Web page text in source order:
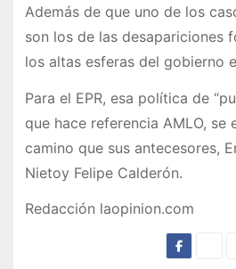
Además de que uno de los
son los de las desapariciones
los altas esferas del gobierno
Para el EPR, esa política de
que hace referencia AMLO, se
camino que sus antecesores,
Nietoy Felipe Calderón.
Redacción laopinion.com